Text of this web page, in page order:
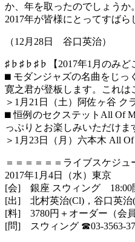
か、年を取ったのでしょうか。
2017年が皆様にとってすば
（12月28日 谷口英治）
♯♭♯♭♯♭【2017年1月のみど
⬛︎ モダンジャズの名曲をじ
寛之君が登板しま す。これは
＞1月21日（土）阿佐ヶ谷 ク
⬛︎ 恒例のセクステットAll Of
っぷりとお楽しみいただけま
＞ 1月23日（月）六本木 All Of
＝＝＝＝＝＝ライブスケジュ
2017年1月4日（水）東京
[会] 銀座 スウィング 18:00
[出] 北村英治(Cl)，谷口英治
[料] 3780円＋オーダー（会
[問] スウィング ☎︎03-3563-